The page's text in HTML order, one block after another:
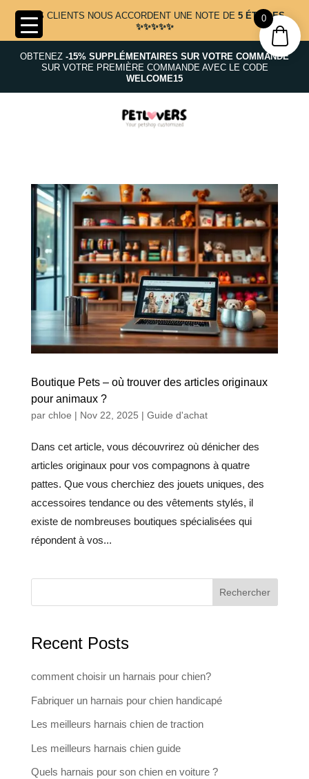
NOS CLIENTS NOUS ACCORDENT UNE NOTE DE5 ÉTOILES
✨✨✨✨✨
OBTENEZ -15% SUPPLÉMENTAIRES SUR VOTRE COMMANDE
SUR VOTRE PREMIÈRE COMMANDE AVEC LE CODE
WELCOME15
Boutique Pets – où trouver des articles originaux
pour animaux ?
par chloe | Nov 22, 2025 | Guide d'achat
Dans cet article, vous découvrirez où dénicher des
articles originaux pour vos compagnons à quatre
pattes. Que vous cherchiez des jouets uniques, des
accessoires tendance ou des vêtements stylés, il
existe de nombreuses boutiques spécialisées qui
répondent à vos...
Rechercher
Recent Posts
comment choisir un harnais pour chien?
Fabriquer un harnais pour chien handicapé
Les meilleurs harnais chien de traction
Les meilleurs harnais chien guide
Quels harnais pour son chien en voiture ?
0